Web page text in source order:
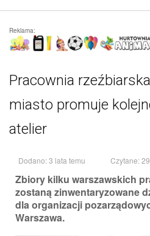
Reklama:
Pracownia
miasto promuje
atelier
Dodano: 3 lata temu Czytane:
Zbiory kilku warszawskich
zostaną zinwentaryzowane
dla organizacji
Warszawa.